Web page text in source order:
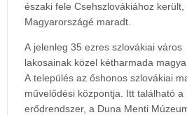
északi fele Csehszlovákiához
Magyarországé maradt.
A jelenleg 35 ezres szlovákiai város
lakosainak közel kétharmada
A település az őshonos szlovákiai
művelődési központja. Itt található a
erődrendszer, a Duna Menti